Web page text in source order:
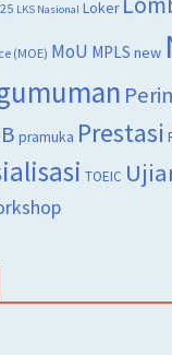
LKS Nasional Loker
(MOE) MoU MPLS new
pramuka Prestasi
TOEIC